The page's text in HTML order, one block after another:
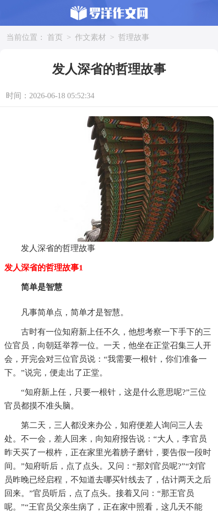
当前位置： 首页 > 作文素材 > 哲理故事
发人深省的哲理故事
时间：2026-06-18 05:52:34
发人深省的哲理故事
发人深省的哲理故事1
简单是智慧
凡事简单点，简单才是智慧。
古时有一位知府新上任不久，他想考察一下手下的三
位官员，向朝廷举荐一位。一天，他坐在正堂召集三人开
会，开完会对三位官员说：“我需要一根针，你们准备一
下。”说完，便走出了正堂。
“知府新上任，只要一根针，这是什么意思呢?”三位
官员都摸不准头脑。
第二天，三人都没来办公，知府便差人询问三人去
处。不一会，差人回来，向知府报告说：“大人，李官员
昨天买了一根杵，正在家里光着膀子磨针，要告假一段时
间。”知府听后，点了点头。又问：“那刘官员呢?”“刘官
员昨晚已经启程，不知道去哪买针线去了，估计两天之后
回来。”官员听后，点了点头。接着又问：“那王官员
呢。”“王官员父亲生病了，正在家中照看，这几天不能